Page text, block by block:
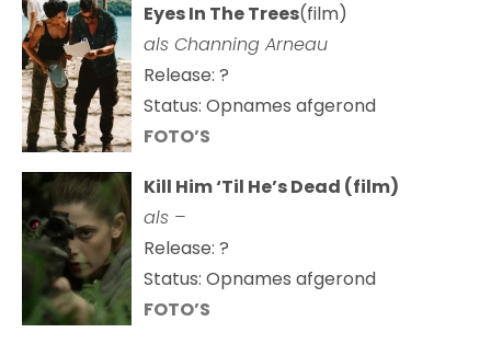
Eyes In The Trees(film)
als Channing Arneau
Release: ?
Status: Opnames afgerond
FOTO’S
Kill Him ‘Til He’s Dead (film)
als –
Release: ?
Status: Opnames afgerond
FOTO’S